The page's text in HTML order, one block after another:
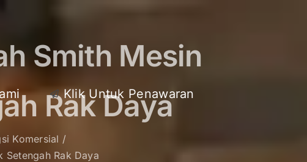
Klik Untuk Penawaran
Smith Mesin
Rak Daya
Komersial
Setengah Rak Daya